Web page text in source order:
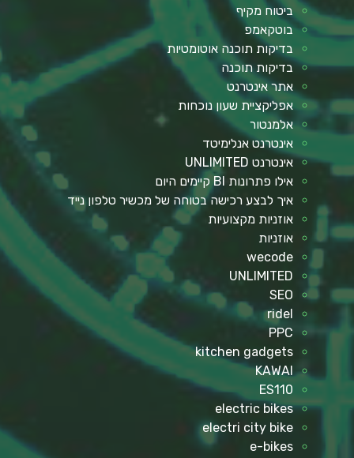
ביטוח מקיף
בוטקאמפ
בדיקות תוכנה אוטומטיות
בדיקות תוכנה
אתר אינטרנט
אפליקציית שעון נוכחות
אלמנטור
אינטרנט אנלימיטד
אינטרנט UNLIMITED
אילו פתרונות BI קיימים היום
איך לבצע רכישה בטוחה של מכשיר טלפון נייד
אוזניות מקצועיות
אוזניות
wecode
UNLIMITED
SEO
ridel
PPC
kitchen gadgets
KAWAI
ES110
electric bikes
electri city bike
e-bikes